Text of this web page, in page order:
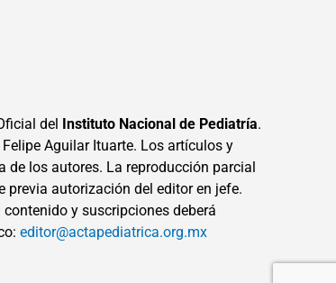
del Instituto Nacional de Pediatría.
Aguilar Ituarte. Los artículos y
los autores. La reproducción parcial
previa autorización del editor en jefe.
y suscripciones deberá
editor@actapediatrica.org.mx